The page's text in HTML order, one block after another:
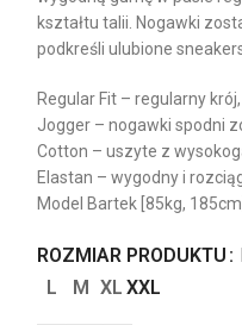
kształtu talii. Nogawki
podkreśli ulubione
Regular Fit – regularny
Jogger – nogawki spodni
Cotton – uszyte z
Elastan – wygodny i
Model Bartek [85kg,
ROZMIAR PRODUKTU
L
M XL XXL